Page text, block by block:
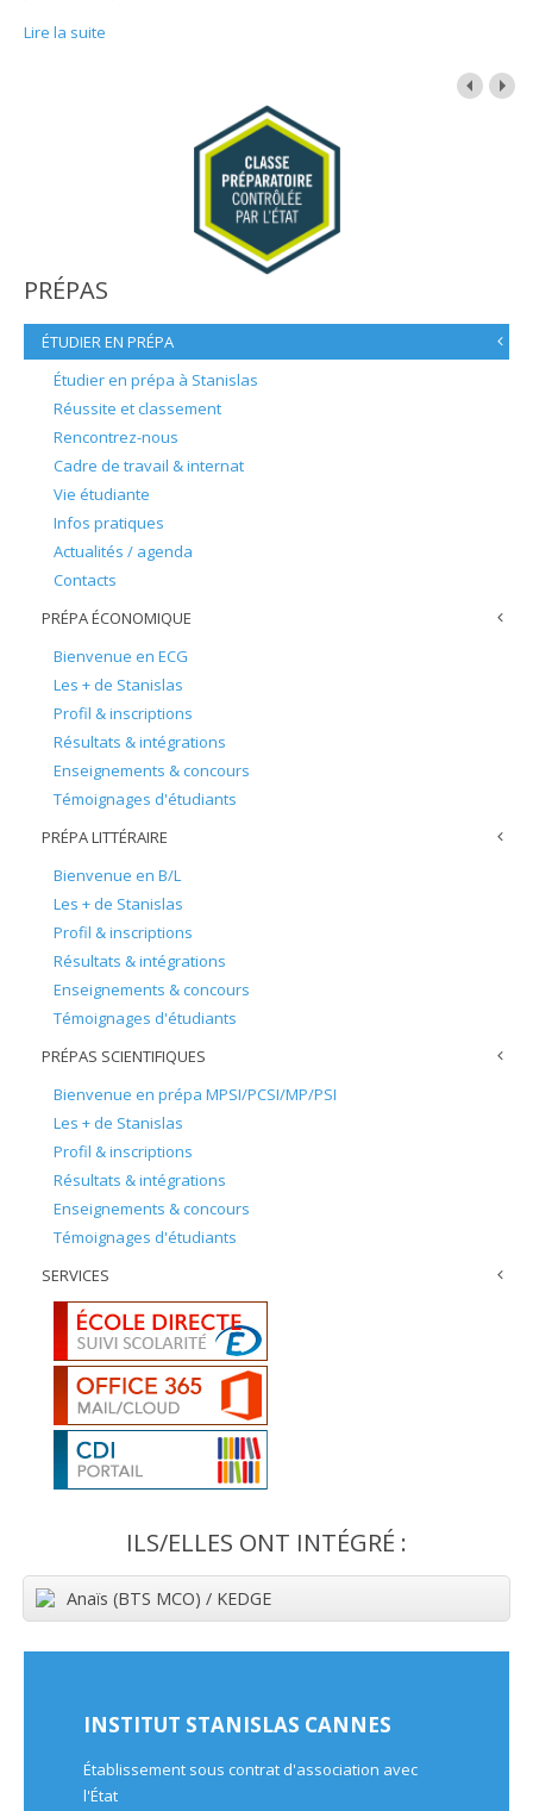
Lire la suite
PRÉPAS
ÉTUDIER EN PRÉPA
Étudier en prépa à Stanislas
Réussite et classement
Rencontrez-nous
Cadre de travail & internat
Vie étudiante
Infos pratiques
Actualités / agenda
Contacts
PRÉPA ÉCONOMIQUE
Bienvenue en ECG
Les + de Stanislas
Profil & inscriptions
Résultats & intégrations
Enseignements & concours
Témoignages d'étudiants
PRÉPA LITTÉRAIRE
Bienvenue en B/L
Les + de Stanislas
Profil & inscriptions
Résultats & intégrations
Enseignements & concours
Témoignages d'étudiants
PRÉPAS SCIENTIFIQUES
Bienvenue en prépa MPSI/PCSI/MP/PSI
Les + de Stanislas
Profil & inscriptions
Résultats & intégrations
Enseignements & concours
Témoignages d'étudiants
SERVICES
ILS/ELLES ONT INTÉGRÉ :
Anaïs (BTS MCO) / KEDGE
INSTITUT STANISLAS CANNES
Établissement sous contrat d'association avec
l'État